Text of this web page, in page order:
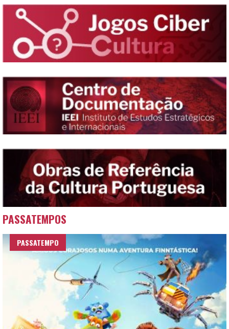
PASSATEMPOS
PASSATEMPO